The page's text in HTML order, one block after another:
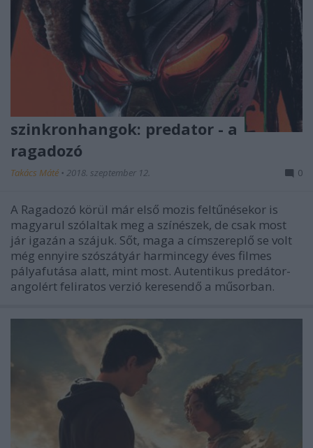
szinkronhangok: predator - a
ragadozó
Takács Máté • 2018. szeptember 12. 0
A Ragadozó körül már első mozis feltűnésekor is
magyarul szólaltak meg a színészek, de csak most
jár igazán a szájuk. Sőt, maga a címszereplő se volt
még ennyire szószátyár harmincegy éves filmes
pályafutása alatt, mint most. Autentikus predátor-
angolért feliratos verzió keresendő a műsorban.